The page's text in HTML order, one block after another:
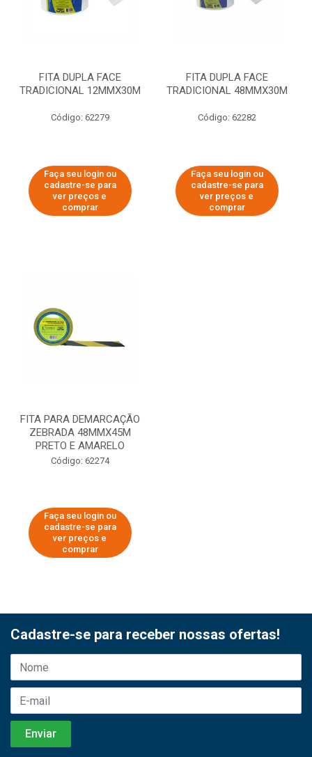
FITA DUPLA FACE
TRADICIONAL 12MMX30M
Código: 62279
Faça seu login ou
cadastre-se para
ver preços e
comprar
FITA DUPLA FACE
TRADICIONAL 48MMX30M
Código: 62282
Faça seu login ou
cadastre-se para
ver preços e
comprar
FITA PARA DEMARCAÇÃO
ZEBRADA 48MMX45M
PRETO E AMARELO
Código: 62274
Faça seu login ou
cadastre-se para
ver preços e
comprar
Cadastre-se para receber nossas ofertas!